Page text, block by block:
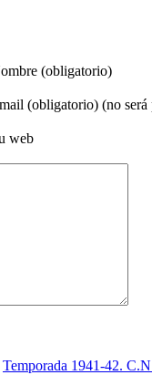
(obligatorio)
(obligatorio) (no será
web
Temporada 1941-42.